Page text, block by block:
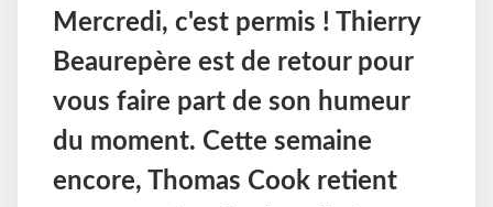
Mercredi, c'est permis ! Thierry
Beaurepère est de retour pour
vous faire part de son humeur
du moment. Cette semaine
encore, Thomas Cook retient